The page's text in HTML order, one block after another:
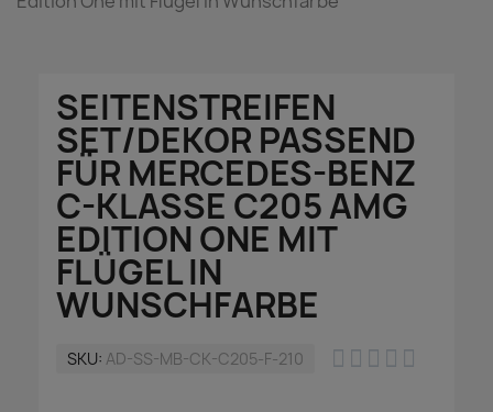
SEITENSTREIFEN
SET/DEKOR PASSEND
FÜR MERCEDES-BENZ
C-KLASSE C205 AMG
EDITION ONE MIT
FLÜGEL IN
WUNSCHFARBE
SKU AD-SS-MB-CK-C205-F-210     